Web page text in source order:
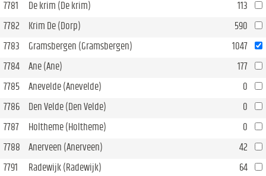
7781
De krim (De krim)
113
7782
Krim De (Dorp)
590
7783
Gramsbergen (Gramsbergen)
1047
7784
Ane (Ane)
177
7785
Anevelde (Anevelde)
0
7786
Den Velde (Den Velde)
0
7787
Holtheme (Holtheme)
0
7788
Anerveen (Anerveen)
42
7791
Radewijk (Radewijk)
64